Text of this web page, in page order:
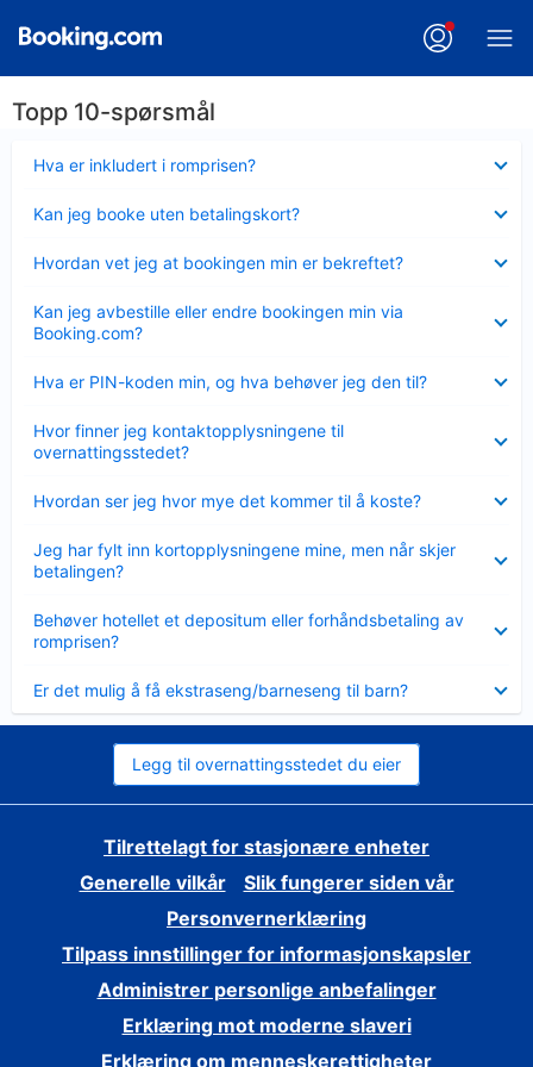
Topp 10-spørsmål
Hva er inkludert i romprisen?
mindre
Kan jeg booke uten betalingskort?
mindre
Hvordan vet jeg at bookingen min er bekreftet?
mindre
Kan jeg avbestille eller endre bookingen min via
Booking.com?
mindre
Hva er PIN-koden min, og hva behøver jeg den til?
mindre
Hvor finner jeg kontaktopplysningene til
overnattingsstedet?
mindre
Hvordan ser jeg hvor mye det kommer til å koste?
mindre
Jeg har fylt inn kortopplysningene mine, men når skjer
betalingen?
mindre
Behøver hotellet et depositum eller forhåndsbetaling av
romprisen?
mindre
Er det mulig å få ekstraseng/barneseng til barn?
mindre
Legg til overnattingsstedet du eier
Tilrettelagt for stasjonære enheter
Generelle vilkår
Slik fungerer siden vår
Personvernerklæring
Tilpass innstillinger for informasjonskapsler
Administrer personlige anbefalinger
Erklæring mot moderne slaveri
Erklæring om menneskerettigheter